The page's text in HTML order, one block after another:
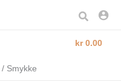
Søk
kr0.00
Smykke